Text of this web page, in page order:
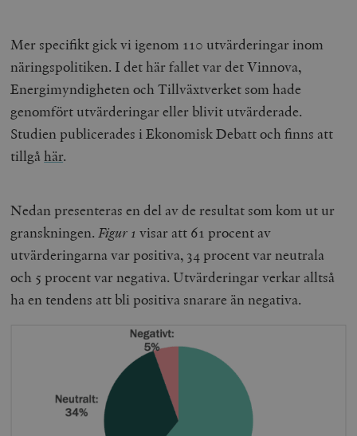
Mer specifikt gick vi igenom 110 utvärderingar inom
näringspolitiken. I det här fallet var det Vinnova,
Energimyndigheten och Tillväxtverket som hade
genomfört utvärderingar eller blivit utvärderade.
Studien publicerades i Ekonomisk Debatt och finns att
tillgåhär.
Nedan presenteras en del av de resultat som kom ut ur
granskningen.Figur 1 visar att 61 procent av
utvärderingarna var positiva, 34 procent var neutrala
och 5 procent var negativa. Utvärderingar verkar alltså
ha en tendens att bli positiva snarare än negativa.